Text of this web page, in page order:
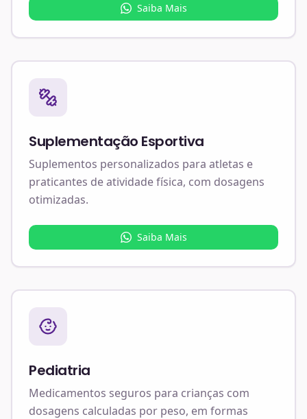
Saiba Mais
Suplementação Esportiva
Suplementos personalizados para atletas e
praticantes de atividade física, com dosagens
otimizadas.
Saiba Mais
Pediatria
Medicamentos seguros para crianças com
dosagens calculadas por peso, em formas